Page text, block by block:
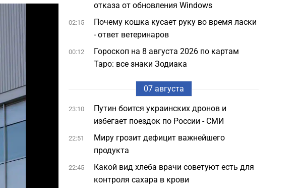
отказа от обновления Windows
02:15
Почему кошка кусает руку во время ласки
- ответ ветеринаров
00:12
Гороскоп на 8 августа 2026 по картам
Таро: все знаки Зодиака
07 августа
23:10
Путин боится украинских дронов и
избегает поездок по России - СМИ
22:51
Миру грозит дефицит важнейшего
продукта
22:45
Какой вид хлеба врачи советуют есть для
контроля сахара в крови